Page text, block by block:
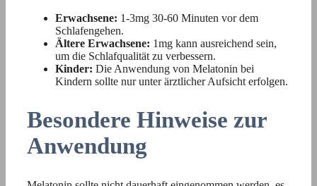
Erwachsene: 1-3mg 30-60 Minuten vor dem
Schlafengehen.
Ältere Erwachsene: 1mg kann ausreichend sein,
um die Schlafqualität zu verbessern.
Kinder: Die Anwendung von Melatonin bei
Kindern sollte nur unter ärztlicher Aufsicht erfolgen.
Besondere Hinweise zur
Anwendung